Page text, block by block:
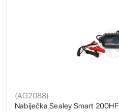
Nabíječka Sealey Smart 200HF
(AG2088)